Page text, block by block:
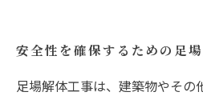
安全性を確保するための足
足場解体工事は、建築物やその